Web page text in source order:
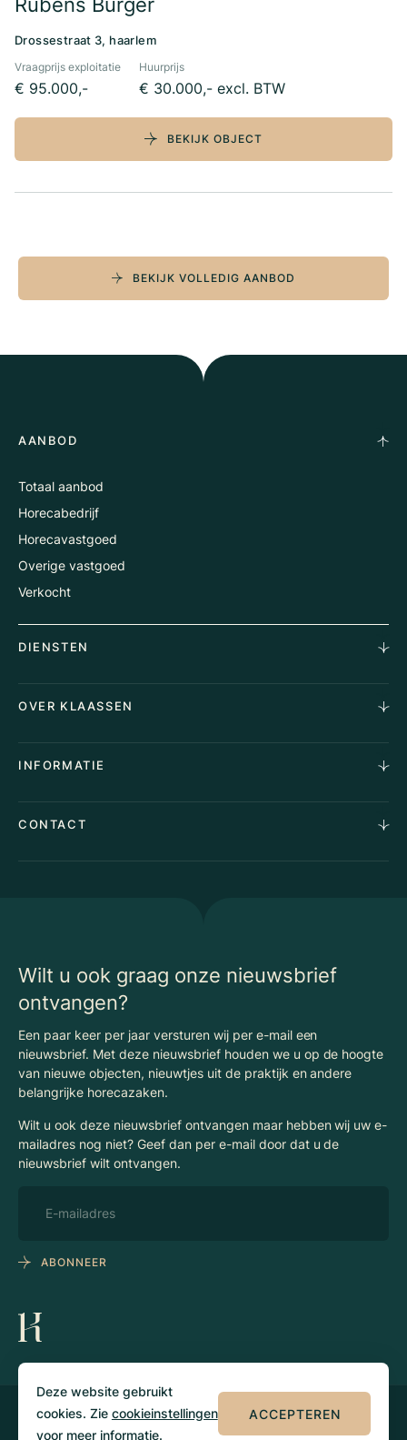
Drossestraat 3, haarlem
Vraagprijs exploitatie
€ 95.000,-
Huurprijs
€ 30.000,- excl. BTW
BEKIJK OBJECT
BEKIJK VOLLEDIG AANBOD
Deze website gebruikt
cookies. Zie cookieinstellingen
voor meer informatie.
ACCEPTEREN
AANBOD
Totaal aanbod
Horecabedrijf
Horecavastgoed
Overige vastgoed
Verkocht
DIENSTEN
Aankoopopdracht
Stille verkoop
Taxaties
Advies
OVER KLAASSEN
Waarom Klaassen
Vacatures
Algemene voorwaarden
INFORMATIE
Vergunningen
CONTACT
Wilt u ook graag onze nieuwsbrief
ontvangen?
Een paar keer per jaar versturen wij per e-mail een
nieuwsbrief. Met deze nieuwsbrief houden we u op de hoogte
van nieuwe objecten, nieuwtjes uit de praktijk en andere
belangrijke horecazaken.
Wilt u ook deze nieuwsbrief ontvangen maar hebben wij uw e-
mailadres nog niet? Geef dan per e-mail door dat u de
nieuwsbrief wilt ontvangen.
ABONNEER
© 2026 Klaassen
Horecamakelaars
Privacy
Algemene
voorwaarden